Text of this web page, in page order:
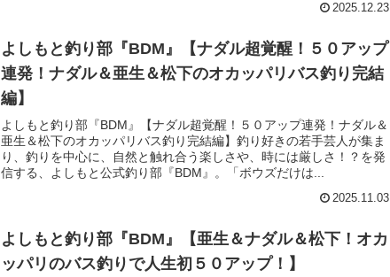
2025.12.23
よしもと釣り部『BDM』【ナダル超覚醒！５０アップ
連発！ナダル＆亜生＆松下のオカッパリバス釣り完結
編】
よしもと釣り部『BDM』【ナダル超覚醒！５０アップ連発！ナダル＆
亜生＆松下のオカッパリバス釣り完結編】釣り好きの若手芸人が集ま
り、釣りを中心に、自然と触れ合う楽しさや、時には厳しさ！？を発
信する、よしもと公式釣り部『BDM』。「ボウズだけは...
2025.11.03
よしもと釣り部『BDM』【亜生＆ナダル＆松下！オカ
ッパリのバス釣りで人生初５０アップ！】